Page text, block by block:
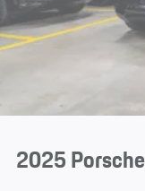
2025